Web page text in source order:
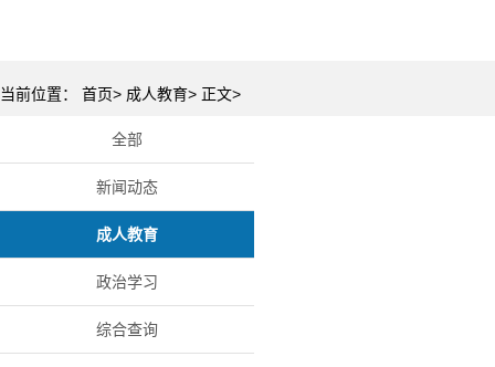
当前位置： 首页> 成人教育> 正文>
全部
新闻动态
成人教育
政治学习
综合查询